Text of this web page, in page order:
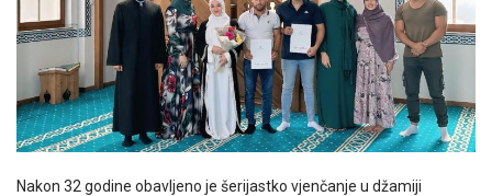
Nakon 32 godine obavljeno je šerijastko vjenčanje u džamiji